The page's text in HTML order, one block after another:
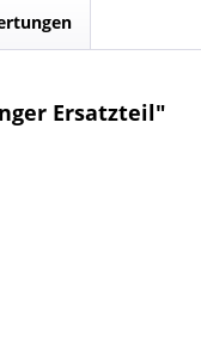
Ersatzteil"